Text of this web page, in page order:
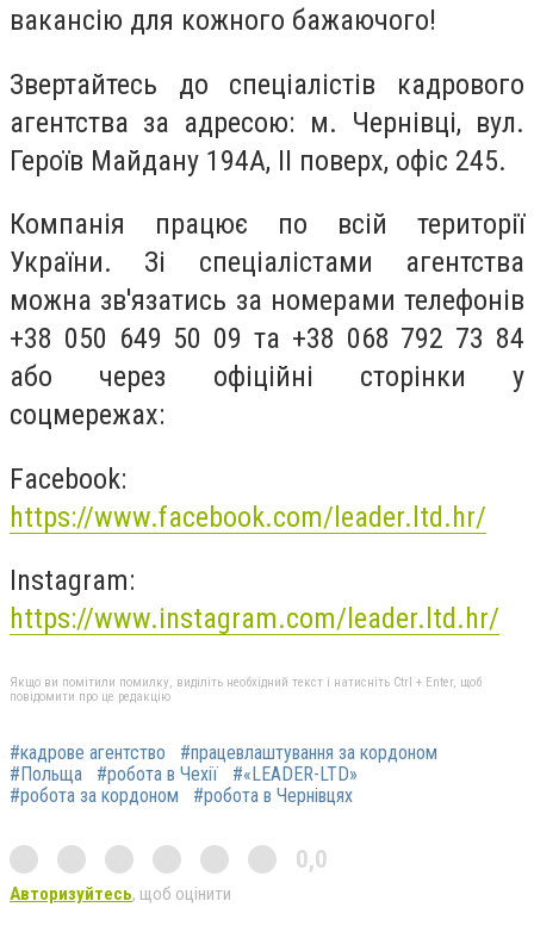
вакансію для кожного бажаючого!
Звертайтесь до спеціалістів кадрового
агентства за адресою: м. Чернівці, вул.
Героїв Майдану 194А, ІІ поверх, офіс 245.
Компанія працює по всій території
України. Зі спеціалістами агентства
можна зв'язатись за номерами телефонів
+38 050 649 50 09 та +38 068 792 73 84
або через офіційні сторінки у
соцмережах:
Facebook:
https://www.facebook.com/leader.ltd.hr/
Instagram:
https://www.instagram.com/leader.ltd.hr/
Якщо ви помітили помилку, виділіть необхідний текст і натисніть Ctrl + Enter, щоб
повідомити про це редакцію
#кадрове агентство
#працевлаштування за кордоном
#Польща
#робота в Чехії
#«LEADER-LTD»
#робота за кордоном
#робота в Чернівцях
0,0
Авторизуйтесь, щоб оцінити